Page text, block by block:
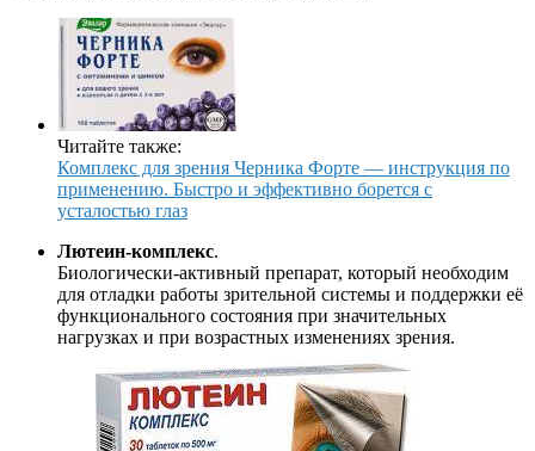
Читайте также:
Комплекс для зрения Черника Форте — инструкция по
применению. Быстро и эффективно борется с
усталостью глаз
Лютеин-комплекс.
Биологически-активный препарат, который необходим
для отладки работы зрительной системы и поддержки её
функционального состояния при значительных
нагрузках и при возрастных изменениях зрения.